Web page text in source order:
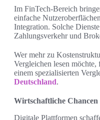
Im FinTech-Bereich
einfache
Integration. Solche
Zahlungsverkehr und
Wer mehr zu
Vergleichen lesen
einem spezialisierten
Deutschland.
Wirtschaftliche
Digitale Plattformen